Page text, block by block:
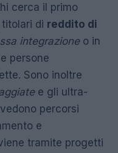
cerca il primo
titolari di reddito di
integrazioneo in
persone
Sono inoltre
e gli ultra-
percorsi
e
tramite progetti